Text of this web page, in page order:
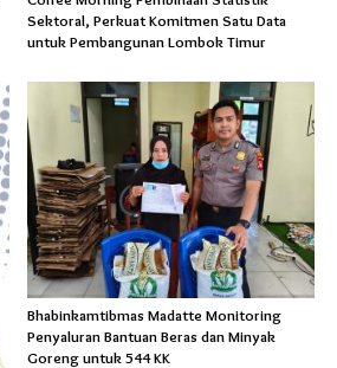
Sektoral, Perkuat Komitmen Satu Data
untuk Pembangunan Lombok Timur
Bhabinkamtibmas Madatte Monitoring
Penyaluran Bantuan Beras dan Minyak
Goreng untuk 544 KK